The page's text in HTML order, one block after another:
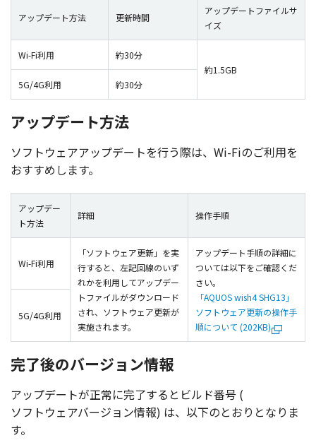
アップデート方法 更新時間
アップデートファイルサ
イズ
Wi-Fi利用
約30分
約1.5GB
5G/4G利用
約30分
アップデート方法
ソフトウェアアップデートを行う際は、Wi-Fiのご利用を
おすすめします。
アップデー
ト方法
詳細 操作手順
Wi-Fi利用
「ソフトウェア更新」を実
行すると、左記回線のいず
れかを利用してアップデー
トファイルがダウンロード
され、ソフトウェア更新が
実施されます。
アップデート手順の詳細に
ついては以下をご確認くだ
さい。
「AQUOS wish4 SHG13」
ソフトウェア更新の操作手
順について (202KB)
5G/4G利用
完了後のバージョン情報
アップデートが正常に完了すると ビルド番号 (
ソフトウェアバージョン情報) は、 以下のとおりとなりま
す。